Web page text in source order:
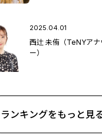
2025.04.01
西辻 未侑（TeNYアナ
ー）
ランキングをもっと見